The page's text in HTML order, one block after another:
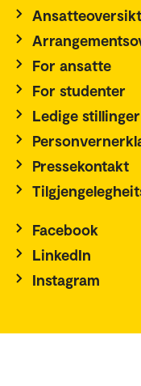
Ansatteoversikt
For ansatte
For studenter
Ledige stillinger
Pressekontakt
Facebook
LinkedIn
Instagram